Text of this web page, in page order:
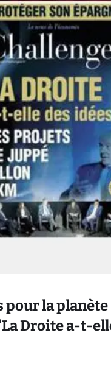
pour la planète
Droite a-t-